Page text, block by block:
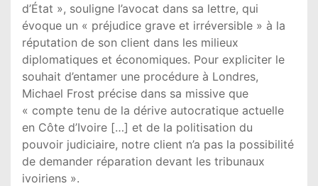
d’État », souligne l’avocat dans sa lettre, qui
évoque un « préjudice grave et irréversible » à la
réputation de son client dans les milieux
diplomatiques et économiques. Pour expliciter le
souhait d’entamer une procédure à Londres,
Michael Frost précise dans sa missive que
« compte tenu de la dérive autocratique actuelle
en Côte d’Ivoire […] et de la politisation du
pouvoir judiciaire, notre client n’a pas la possibilité
de demander réparation devant les tribunaux
ivoiriens ».